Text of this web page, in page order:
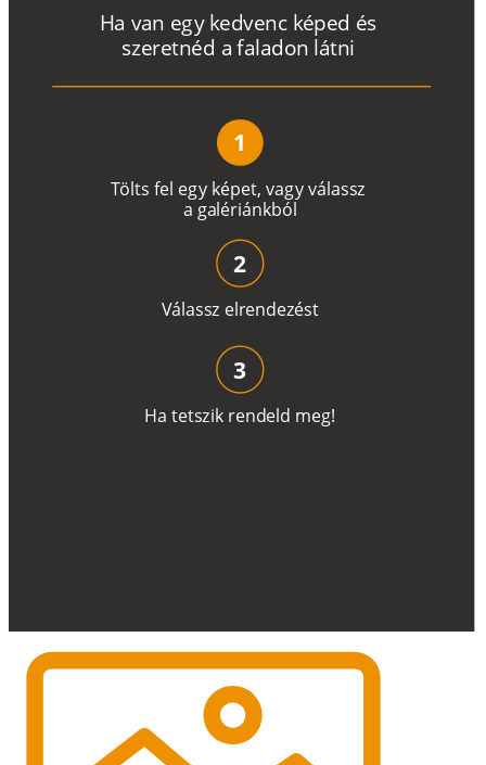
Tölts fel egy képet, vagyválassz
a galériánkból
Ha van egy kedvenc képed és
szeretnéd a faladon látni
1
Válassz elrendezést
2
Ha tetszik rendeld meg!
3